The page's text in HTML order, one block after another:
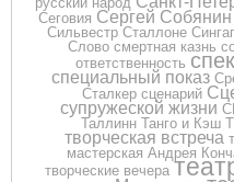
Сеговия Сергей Собянин
Сильвестр Сталлоне
Слово смертная казнь
ответственность
специальный показ
Сталкер сценарий
супружеской жизни
Таллинн Танго и Кэш
творческая встреча
мастерская Андрея
творческие вечера